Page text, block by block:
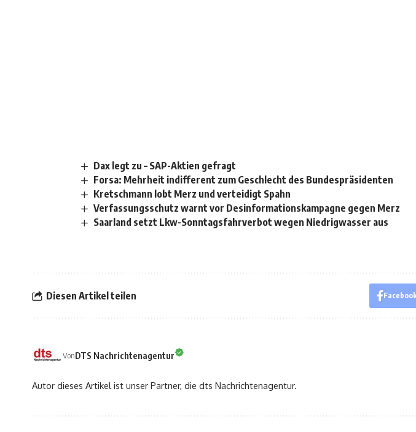
Dax legt zu – SAP-Aktien gefragt
Forsa: Mehrheit indifferent zum Geschlecht des Bundespräsidenten
Kretschmann lobt Merz und verteidigt Spahn
Verfassungsschutz warnt vor Desinformationskampagne gegen Merz
Saarland setzt Lkw-Sonntagsfahrverbot wegen Niedrigwasser aus
Diesen Artikel teilen
VonDTS Nachrichtenagentur
Autor dieses Artikel ist unser Partner, die dts Nachrichtenagentur.